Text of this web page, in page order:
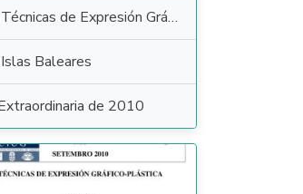
Técnicas de Expresión Gráfico Plástica
Islas Baleares
de 2010